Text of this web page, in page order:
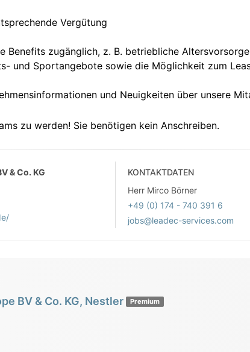
Vergütung
Benefits zugänglich, z. B. betriebliche
und Sportangebote sowie die Möglichkeit zum
und Neuigkeiten über unsere
zu werden! Sie benötigen kein Anschreiben.
& Co. KG
KONTAKTDATEN
Herr Mirco Börner
+49 (0) 174 - 740 391 6
jobs@leadec-services.com
BV & Co. KG, Nestler Premium